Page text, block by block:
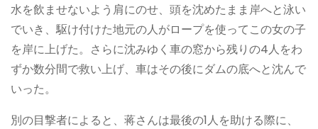
水を飲ませないよう肩にのせ、頭を沈めたまま岸へと泳い
でいき、駆け付けた地元の人がロープを使ってこの女の子
を岸に上げた。さらに沈みゆく車の窓から残りの4人をわ
ずか数分間で救い上げ、車はその後にダムの底へと沈んで
いった。
別の目撃者によると、蒋さんは最後の1人を助ける際に、